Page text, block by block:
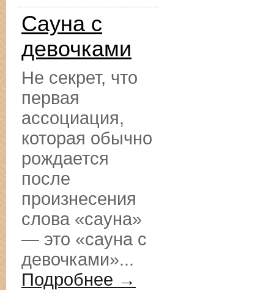
Сауна с
девочками
Не секрет, что
первая
ассоциация,
которая обычно
рождается
после
произнесения
слова «сауна»
— это «сауна с
девочками»...
Подробнее →